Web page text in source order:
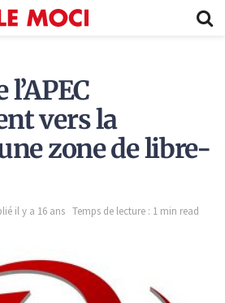
vers la
zone de libre-
il y a 16 ans Temps de lecture : 1 min read